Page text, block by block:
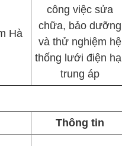
Hà
công việc sửa
chữa, bảo dưỡng
và thử nghiệm hệ
thống lưới điện
trung áp
Thông tin